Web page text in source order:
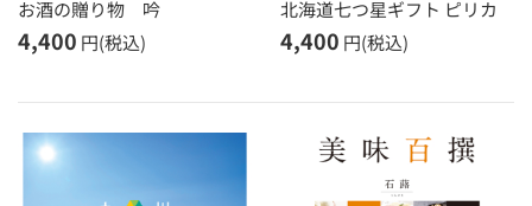
お酒の贈り物 吟
4,400 円(税込)
北海道七つ星ギフト ピリカ
4,400 円(税込)